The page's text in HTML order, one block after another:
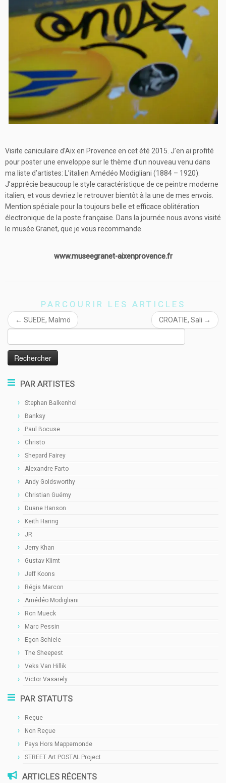
Visite caniculaire d’Aix en Provence en cet été 2015. J’en ai profité
pour poster une enveloppe sur le thème d’un nouveau venu dans
ma liste d’artistes: L’italien Amédéo Modigliani (1884 – 1920).
J’apprécie beaucoup le style caractéristique de ce peintre moderne
italien, et vous devriez le retrouver bientôt à la une de mes envois.
Mention spéciale pour la toujours belle et efficace oblitération
électronique de la poste française. Dans la journée nous avons visité
le musée Granet, que je vous recommande.
www.museegranet-aixenprovence.fr
PARCOURIR LES ARTICLES
← SUEDE, Malmö CROATIE, Sali →
PAR ARTISTES
Stephan Balkenhol
Banksy
Paul Bocuse
Christo
Shepard Fairey
Alexandre Farto
Andy Goldsworthy
Christian Guémy
Duane Hanson
Keith Haring
JR
Jerry Khan
Gustav Klimt
Jeff Koons
Régis Marcon
Amédéo Modigliani
Ron Mueck
Marc Pessin
Egon Schiele
The Sheepest
Veks Van Hillik
Victor Vasarely
PAR STATUTS
Reçue
Non Reçue
Pays Hors Mappemonde
STREET Art POSTAL Project
ARTICLES RÉCENTS